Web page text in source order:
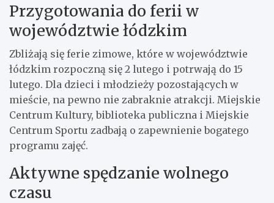
Przygotowania do ferii w
województwie łódzkim
Zbliżają się ferie zimowe, które w województwie
łódzkim rozpoczną się 2 lutego i potrwają do 15
lutego. Dla dzieci i młodzieży pozostających w
mieście, na pewno nie zabraknie atrakcji. Miejskie
Centrum Kultury, biblioteka publiczna i Miejskie
Centrum Sportu zadbają o zapewnienie bogatego
programu zajęć.
Aktywne spędzanie wolnego
czasu